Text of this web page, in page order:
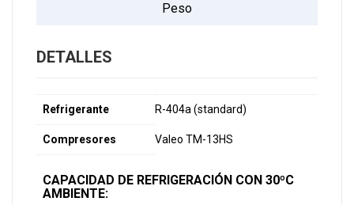
Peso
DETALLES
Refrigerante R-404a (standard)
Compresores Valeo TM-13HS
CAPACIDAD DE REFRIGERACIÓN CON 30ºC
AMBIENTE: